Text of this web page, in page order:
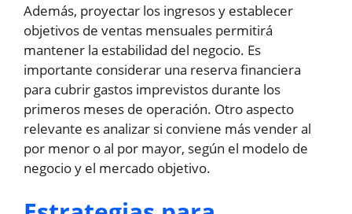
Además, proyectar los ingresos y establecer
objetivos de ventas mensuales permitirá
mantener la estabilidad del negocio. Es
importante considerar una reserva financiera
para cubrir gastos imprevistos durante los
primeros meses de operación. Otro aspecto
relevante es analizar si conviene más vender al
por menor o al por mayor, según el modelo de
negocio y el mercado objetivo.